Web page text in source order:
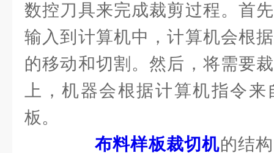
数控刀具来完成裁剪过程。首
输入到计算机中，计算机会根
的移动和切割。然后，将需要
上，机器会根据计算机指令
板。
布料样板裁切机的结